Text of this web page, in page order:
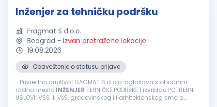
Inženjer za tehničku podršku
Fragmat S d.o.o.
Beograd - Izvan pretražene lokacije
19.08.2026
Obaveštenje o statusu prijave
...Privredno društvo FRAGMAT S d.o.o. oglašava slobodnim
radno mesto INŽENJER TEHNIČKE PODRšKE 1 izvršilac POTREBNI
USLOVI: VSS ili VšS, građevinskog ili arhitektonskog smera